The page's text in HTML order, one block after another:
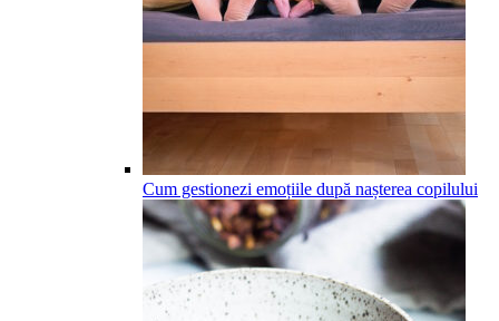
Cum gestionezi emoțiile după nașterea copilului